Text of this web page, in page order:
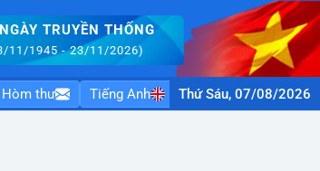
TRUYỀN THỐNG
11/1945 - 23/11/2026)
Hòm thư Tiếng Anh Thứ Sáu, 07/08/2026